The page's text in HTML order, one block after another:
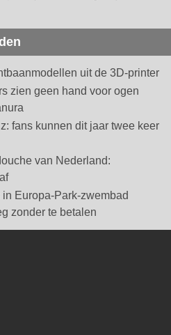
uit de 3D-printer
zien geen hand voor ogen
fans kunnen dit jaar twee keer
van Nederland:
Europa-Park-zwembad
zonder te betalen